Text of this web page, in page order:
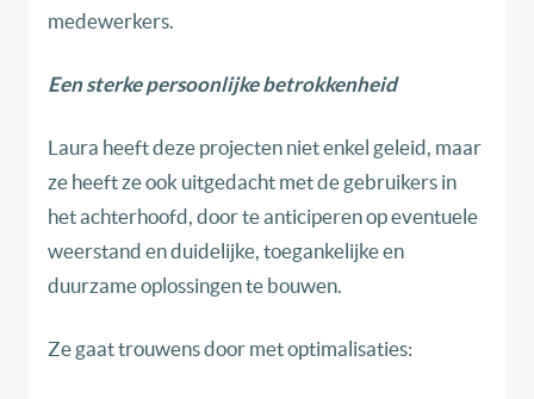
medewerkers.
Een sterke persoonlijke betrokkenheid
Laura heeft deze projecten niet enkel geleid, maar
ze heeft ze ook uitgedacht met de gebruikers in
het achterhoofd, door te anticiperen op eventuele
weerstand en duidelijke, toegankelijke en
duurzame oplossingen te bouwen.
Ze gaat trouwens door met optimalisaties: